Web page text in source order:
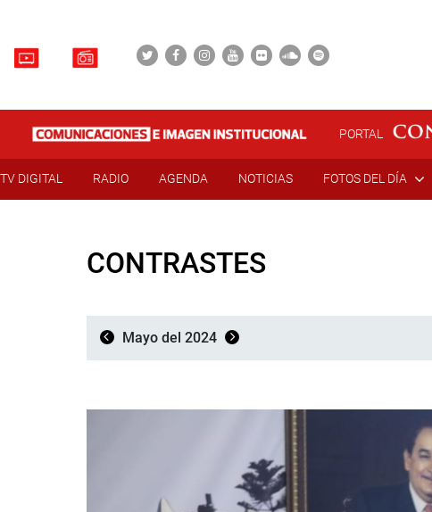
PORTAL
TV DIGITAL RADIO AGENDA NOTICIAS FOTOS DEL DÍA
CONTRASTES
Mayo del 2024